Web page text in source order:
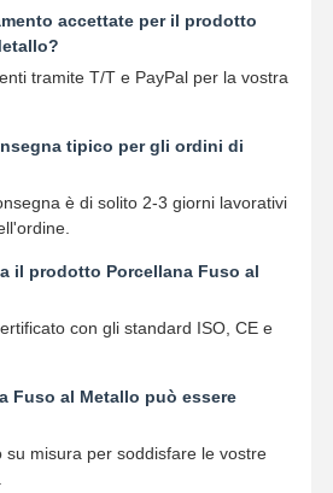
accettate per il prodotto
tramite T/T e PayPal per la vostra
tipico per gli ordini di
è di solito 2-3 giorni lavorativi
il prodotto Porcellana Fuso al
con gli standard ISO, CE e
Fuso al Metallo può essere
su misura per soddisfare le vostre